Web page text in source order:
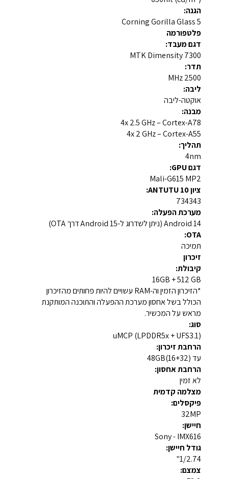
הגנה:
Corning Gorilla Glass 5
פלטפורמה
דגם מעבד:
MTK Dimensity 7300
תדר:
2500 MHz
ליבה:
אוקטה-ליבה
מבנה:
4x 2.5 GHz – Cortex-A78
4x 2 GHz – Cortex-A55
תהליך:
4nm
דגם GPU:
Mali-G615 MP2
ציון ANTUTU 10:
734343
מערכת הפעלה:
Android 14 (ניתן לשדרוג ל-Android 15 דרך OTA)
OTA:
תמיכה
זיכרון
קיבולת:
16GB + 512 GB
*הזיכרון הזמין וה-RAM עשויים להיות פחותים מהזיכרון
הכולל בשל אחסון מערכת ההפעלה והתוכנה המותקנת
מראש על המכשיר.
סוג:
uMCP (LPDDR5x + UFS3.1)
הרחבת זיכרון:
עד 48GB(16+32)
הרחבת אחסון:
לא זמין
מצלמה קדמית
פיקסלים:
32MP
חיישן:
Sony - IMX616
גודל חיישן:
1/2.74"
צמצם: